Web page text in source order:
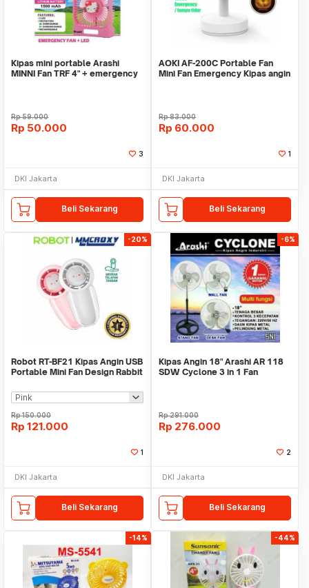
Kipas mini portable Arashi
MINNI Fan TRF 4" + emergency
Rp59.000
Rp 50.000
3
DKI Jakarta
Beli Sekarang
AOKI AF-200C Portable Fan
Mini Fan Emergency Kipas angin
Rp83.000
Rp 60.000
1
DKI Jakarta
Beli Sekarang
-20%
Robot RT-BF21 Kipas Angin USB
Portable Mini Fan Design Rabbit
Rp150.000
Rp 121.000
1
DKI Jakarta
Beli Sekarang
-6%
Kipas Angin 18" Arashi AR 118
SDW Cyclone 3 in 1 Fan
Rp291.000
Rp 276.000
2
DKI Jakarta
Beli Sekarang
-14% -44%